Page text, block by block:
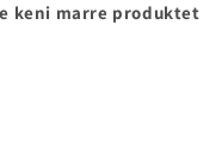
keni marre produktet